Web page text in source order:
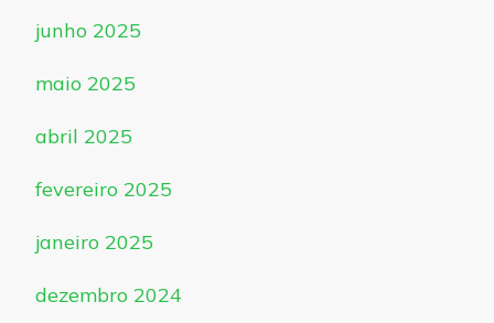
junho 2025
maio 2025
abril 2025
fevereiro 2025
janeiro 2025
dezembro 2024